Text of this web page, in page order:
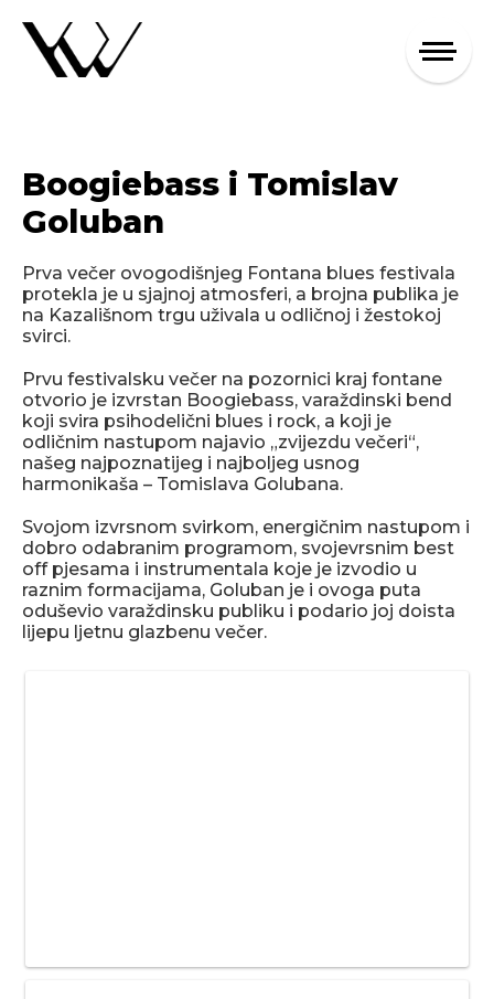
Boogiebass i Tomislav
Goluban
Prva večer ovogodišnjeg Fontana blues festivala
protekla je u sjajnoj atmosferi, a brojna publika je
na Kazališnom trgu uživala u odličnoj i žestokoj
svirci.
Prvu festivalsku večer na pozornici kraj fontane
otvorio je izvrstan Boogiebass, varaždinski bend
koji svira psihodelični blues i rock, a koji je
odličnim nastupom najavio „zvijezdu večeri“,
našeg najpoznatijeg i najboljeg usnog
harmonikaša – Tomislava Golubana.
Svojom izvrsnom svirkom, energičnim nastupom i
dobro odabranim programom, svojevrsnim best
off pjesama i instrumentala koje je izvodio u
raznim formacijama, Goluban je i ovoga puta
oduševio varaždinsku publiku i podario joj doista
lijepu ljetnu glazbenu večer.